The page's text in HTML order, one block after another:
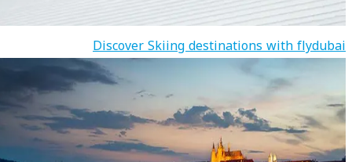
Discover Skiing destinations with flydubai